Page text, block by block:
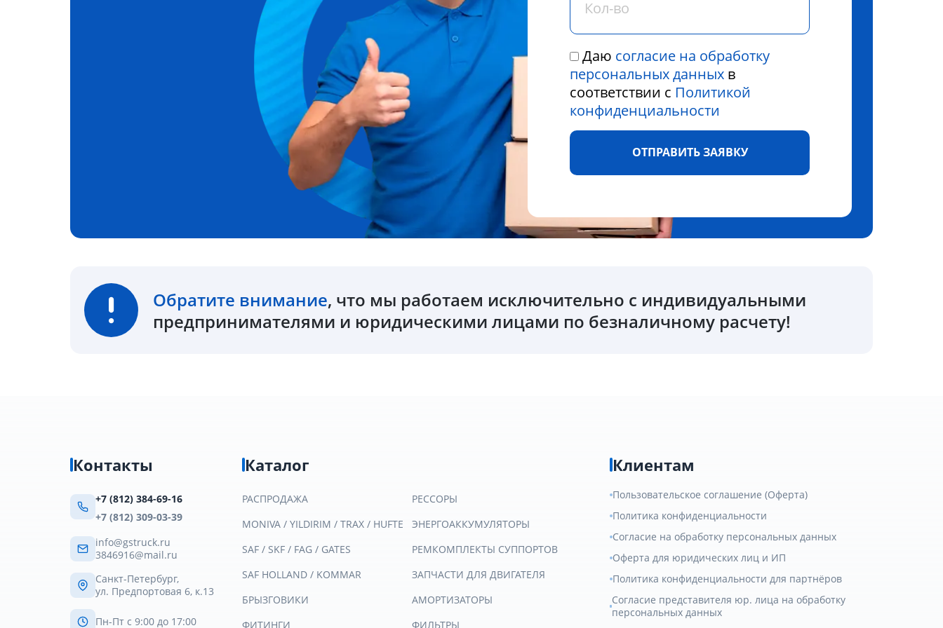
Даю согласие на обработку
персональных данных в
соответствии с Политикой
конфиденциальности
ОТПРАВИТЬ ЗАЯВКУ
Обратите внимание, что мы работаем исключительно с индивидуальными
предпринимателями и юридическими лицами по безналичному расчету!
Контакты
+7 (812) 384-69-16
+7 (812) 309-03-39
info@gstruck.ru
3846916@mail.ru
Санкт-Петербург,
ул. Предпортовая 6, к.13
Пн-Пт с 9:00 до 17:00
Каталог
РАСПРОДАЖА
MONIVA / YILDIRIM / TRAX / HUFTE
SAF / SKF / FAG / GATES
SAF HOLLAND / KOMMAR
БРЫЗГОВИКИ
ФИТИНГИ
РЕССОРЫ
ЭНЕРГОАККУМУЛЯТОРЫ
РЕМКОМПЛЕКТЫ СУППОРТОВ
ЗАПЧАСТИ ДЛЯ ДВИГАТЕЛЯ
АМОРТИЗАТОРЫ
ФИЛЬТРЫ
Клиентам
Пользовательское соглашение (Оферта)
Политика конфиденциальности
Согласие на обработку персональных данных
Оферта для юридических лиц и ИП
Политика конфиденциальности для партнёров
Согласие представителя юр. лица на обработку
персональных данных